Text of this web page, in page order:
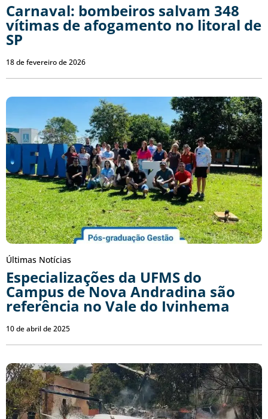
Carnaval: bombeiros salvam 348
vítimas de afogamento no litoral de
SP
18 de fevereiro de 2026
Últimas Notícias
Especializações da UFMS do
Campus de Nova Andradina são
referência no Vale do Ivinhema
10 de abril de 2025